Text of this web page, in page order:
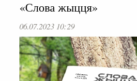
«Слова жыцця»
06.07.2023 10:29